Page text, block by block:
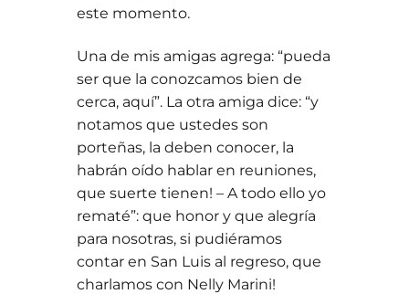
este momento.
Una de mis amigas agrega: “pueda
ser que la conozcamos bien de
cerca, aquí”. La otra amiga dice: “y
notamos que ustedes son
porteñas, la deben conocer, la
habrán oído hablar en reuniones,
que suerte tienen! – A todo ello yo
rematé”: que honor y que alegría
para nosotras, si pudiéramos
contar en San Luis al regreso, que
charlamos con Nelly Marini!